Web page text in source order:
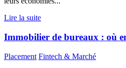
Lire la suite
Immobilier de bureaux : où
Placement Fintech & Marché